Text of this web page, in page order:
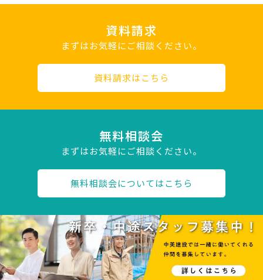
資料請求
まずはお気軽にご相談ください。
資料請求はこちら
無料相談会
まずはお気軽にご相談ください。
無料相談会についてはこちら